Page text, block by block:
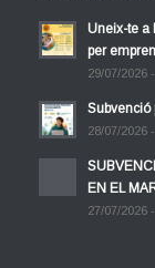
Uneix-te a
per
29/07/2026
Subvenció
28/07/2026
EN EL
27/07/2026